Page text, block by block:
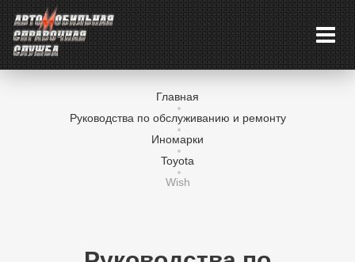
Главная
Руководства по обслуживанию и ремонту
Иномарки
Toyota
Wish